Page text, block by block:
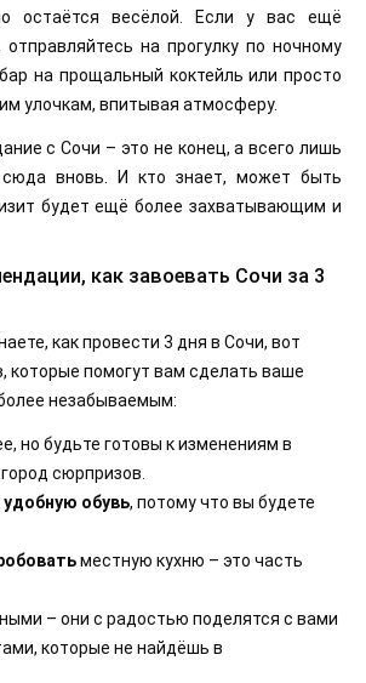
остаётся весёлой. Если у вас ещё
отправляйтесь на прогулку по ночному
на прощальный коктейль или просто
улочкам, впитывая атмосферу.
с Сочи – это не конец, а всего лишь
сюда вновь. И кто знает, может быть
будет ещё более захватывающим и
как завоевать Сочи за 3
как провести 3 дня в Сочи, вот
которые помогут вам сделать ваше
незабываемым:
но будьте готовы к изменениям в
сюрпризов.
обувь, потому что вы будете
местную кухню – это часть
– они с радостью поделятся с вами
которые не найдёшь в